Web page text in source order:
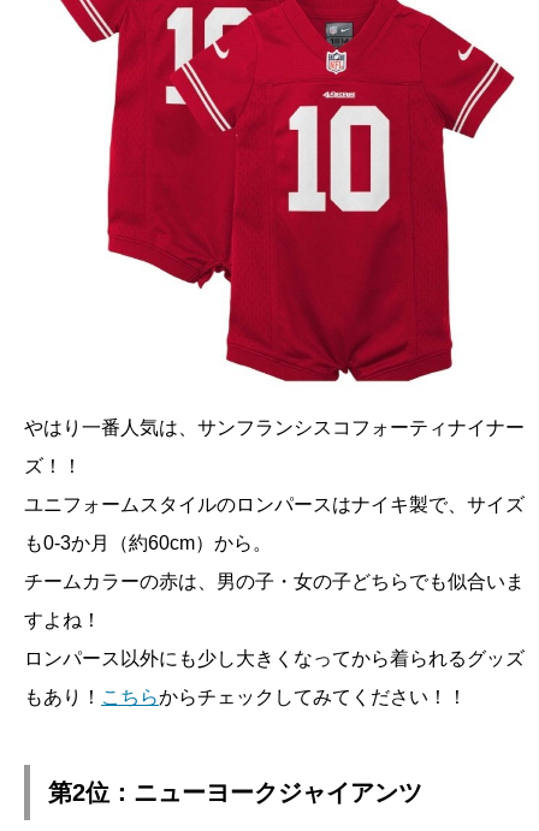
やはり一番人気は、サンフランシスコフォーティナイナー
ズ！！
ユニフォームスタイルのロンパースはナイキ製で、サイズ
も0-3か月（約60cm）から。
チームカラーの赤は、男の子・女の子どちらでも似合いま
すよね！
ロンパース以外にも少し大きくなってから着られるグッズ
もあり！ こちらからチェックしてみてください！！
第2位：ニューヨークジャイアンツ